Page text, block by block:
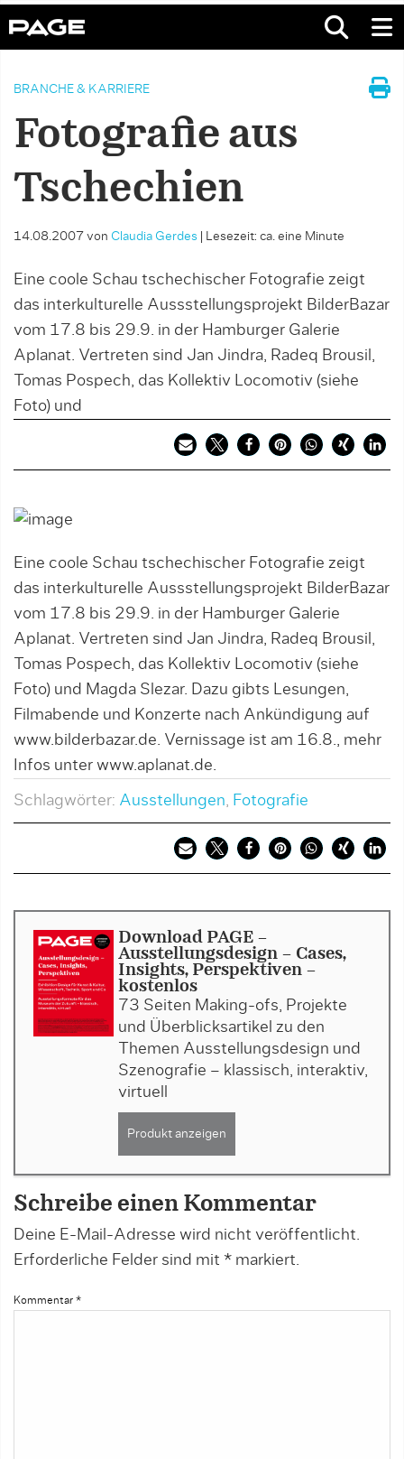
BRANCHE & KARRIERE
Fotografie aus
Tschechien
14.08.2007 von Claudia Gerdes Lesezeit: ca. eine Minute
Eine coole Schau tschechischer Fotografie zeigt
das interkulturelle Aussstellungsprojekt BilderBazar
vom 17.8 bis 29.9. in der Hamburger Galerie
Aplanat. Vertreten sind Jan Jindra, Radeq Brousil,
Tomas Pospech, das Kollektiv Locomotiv (siehe
Foto) und
Eine coole Schau tschechischer Fotografie zeigt
das interkulturelle Aussstellungsprojekt BilderBazar
vom 17.8 bis 29.9. in der Hamburger Galerie
Aplanat. Vertreten sind Jan Jindra, Radeq Brousil,
Tomas Pospech, das Kollektiv Locomotiv (siehe
Foto) und Magda Slezar. Dazu gibts Lesungen,
Filmabende und Konzerte nach Ankündigung auf
www.bilderbazar.de. Vernissage ist am 16.8., mehr
Infos unter www.aplanat.de.
Schlagwörter: Ausstellungen Fotografie
Download PAGE -
Ausstellungsdesign - Cases,
Insights, Perspektiven -
kostenlos
73 Seiten Making-ofs, Projekte
und Überblicksartikel zu den
Themen Ausstellungsdesign und
Szenografie – klassisch, interaktiv,
virtuell
Produkt anzeigen
Schreibe einen Kommentar
Deine E-Mail-Adresse wird nicht veröffentlicht.
Erforderliche Felder sind mit * markiert.
Kommentar *